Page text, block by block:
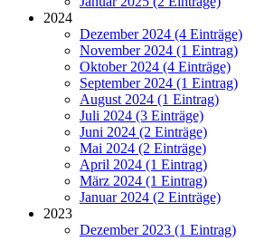
2024
Dezember 2024 (4 Einträge)
November 2024 (1 Eintrag)
Oktober 2024 (4 Einträge)
September 2024 (1 Eintrag)
August 2024 (1 Eintrag)
Juli 2024 (3 Einträge)
Juni 2024 (2 Einträge)
Mai 2024 (2 Einträge)
April 2024 (1 Eintrag)
März 2024 (1 Eintrag)
Januar 2024 (2 Einträge)
2023
Dezember 2023 (1 Eintrag)